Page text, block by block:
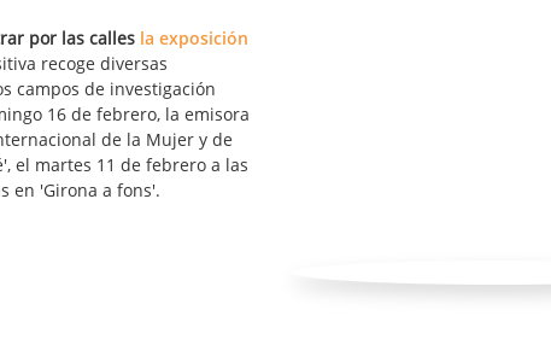
por las calles la exposición
recoge diversas
campos de investigación
16 de febrero, la emisora
de la Mujer y de
el martes 11 de febrero a las
en 'Girona a fons'.